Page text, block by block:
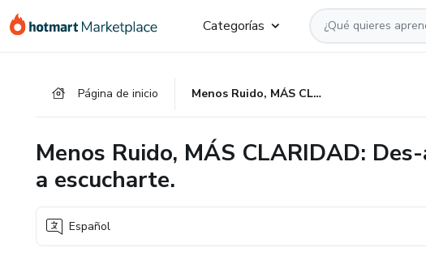
Categorías
Página de inicio Menos Ruido, MÁS CLARIDAD: Des-aprende el exceso y vuelve a escucharte.
Menos Ruido, MÁS CLARIDAD:
a escucharte.
Español